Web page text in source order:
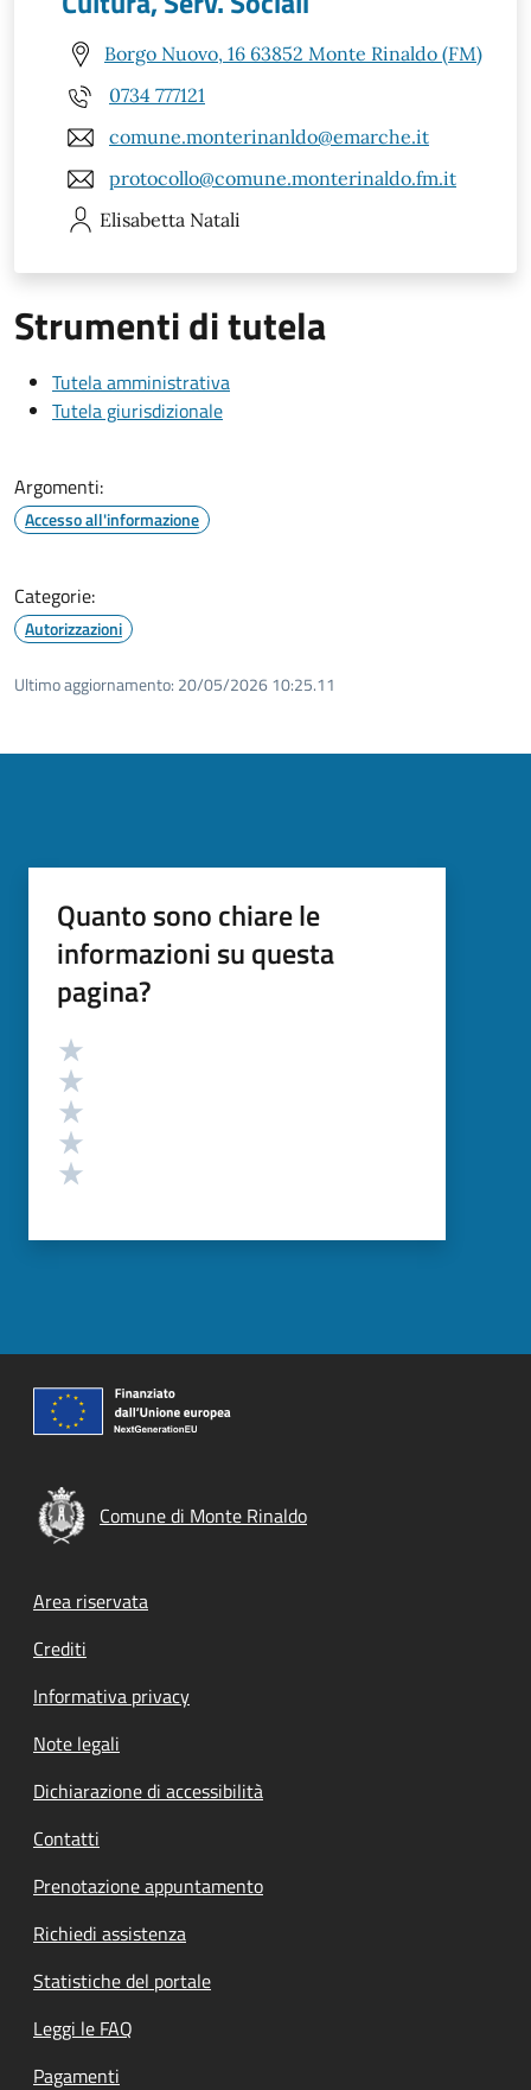
Borgo Nuovo, 16 63852 Monte Rinaldo (FM)
0734 777121
comune.monterinanldo@emarche.it
protocollo@comune.monterinaldo.fm.it
Elisabetta Natali
Strumenti di tutela
Tutela amministrativa
Tutela giurisdizionale
Argomenti:
Accesso all'informazione
Categorie:
Autorizzazioni
Ultimo aggiornamento: 20/05/2026 10:25.11
Quanto sono chiare le
informazioni su questa
pagina?
Valutazione
Comune di Monte Rinaldo
Footer menu
Area riservata
Crediti
Informativa privacy
Note legali
Dichiarazione di accessibilità
Contatti
Prenotazione appuntamento
Richiedi assistenza
Statistiche del portale
Leggi le FAQ
Pagamenti